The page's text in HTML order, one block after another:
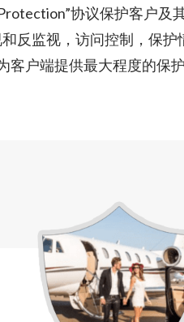
协议保护客户
反监视，访问控制，保
客户端提供最大程度的保